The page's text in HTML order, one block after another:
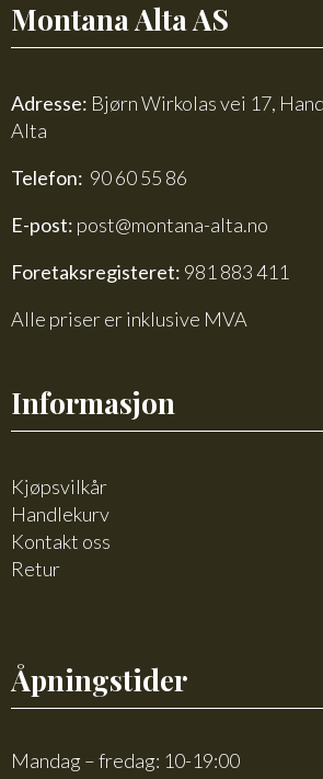
Montana Alta AS
Adresse: Bjørn Wirkolas vei 17,
Alta
Telefon: 90 60 55 86
E-post: post@montana-alta.no
Foretaksregisteret: 981 883 411
Alle priser er inklusive MVA
Informasjon
Kjøpsvilkår
Handlekurv
Kontakt oss
Retur
Åpningstider
Mandag – fredag: 10-19:00